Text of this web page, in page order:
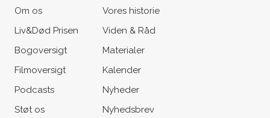
Om os
Liv&Død Prisen
Bogoversigt
Filmoversigt
Podcasts
Støt os
Vores historie
Viden & Råd
Materialer
Kalender
Nyheder
Nyhedsbrev